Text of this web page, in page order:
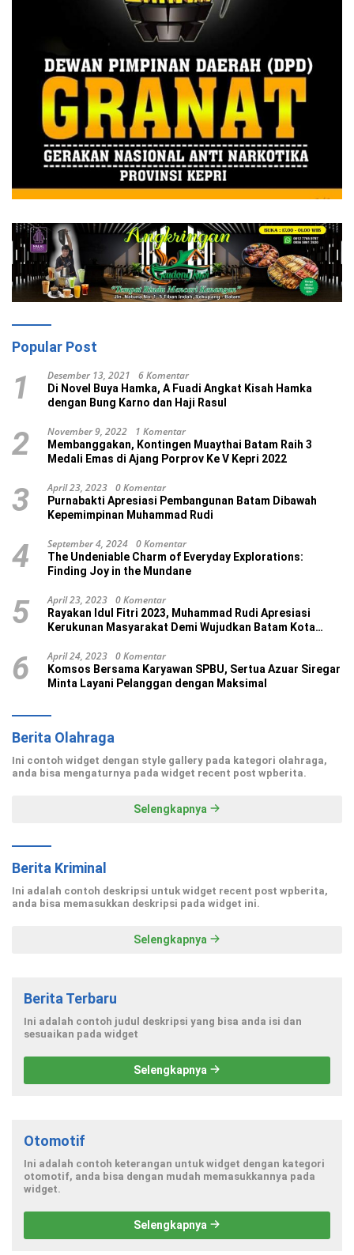
Popular Post
1 Desember 13, 2021 6 Komentar
Di Novel Buya Hamka, A Fuadi Angkat Kisah Hamka
dengan Bung Karno dan Haji Rasul
2 November 9, 2022 1 Komentar
Membanggakan, Kontingen Muaythai Batam Raih 3
Medali Emas di Ajang Porprov Ke V Kepri 2022
3 April 23, 2023 0 Komentar
Purnabakti Apresiasi Pembangunan Batam Dibawah
Kepemimpinan Muhammad Rudi
4 September 4, 2024 0 Komentar
The Undeniable Charm of Everyday Explorations:
Finding Joy in the Mundane
5 April 23, 2023 0 Komentar
Rayakan Idul Fitri 2023, Muhammad Rudi Apresiasi
Kerukunan Masyarakat Demi Wujudkan Batam Kota
6 April 24, 2023 0 Komentar
Komsos Bersama Karyawan SPBU, Sertua Azuar Siregar
Minta Layani Pelanggan dengan Maksimal
Berita Olahraga
Ini contoh widget dengan style gallery pada kategori olahraga,
anda bisa mengaturnya pada widget recent post wpberita.
Selengkapnya
Berita Kriminal
Ini adalah contoh deskripsi untuk widget recent post wpberita,
anda bisa memasukkan deskripsi pada widget ini.
Selengkapnya
Berita Terbaru
Ini adalah contoh judul deskripsi yang bisa anda isi dan
sesuaikan pada widget
Selengkapnya
Otomotif
Ini adalah contoh keterangan untuk widget dengan kategori
otomotif, anda bisa dengan mudah memasukkannya pada
widget.
Selengkapnya